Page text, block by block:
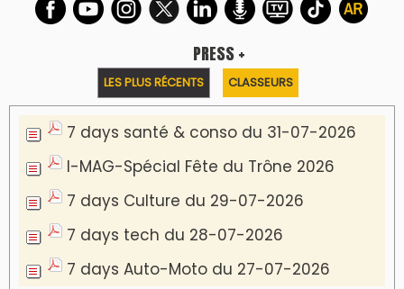
PRESS +
LES PLUS RÉCENTS CLASSEURS
7 days santé & conso du 31-07-2026
I-MAG-Spécial Fête du Trône 2026
7 days Culture du 29-07-2026
7 days tech du 28-07-2026
7 days Auto-Moto du 27-07-2026